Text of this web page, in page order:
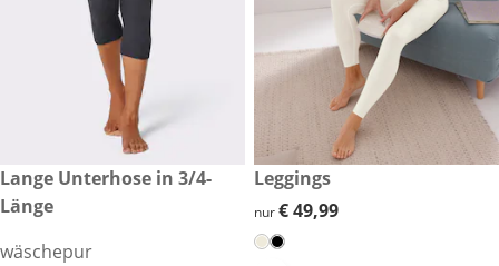
€ 14,99
Lange Unterhose in 3/4-
Länge
wäschepur
€ 49,99
Leggings
€ 49,99
nur€ 49,99